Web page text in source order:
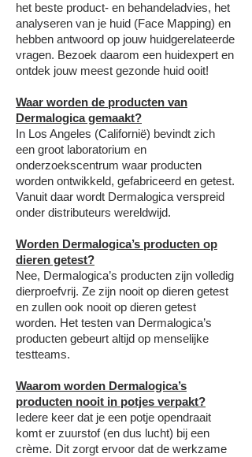
het beste product- en behandeladvies, het
analyseren van je huid (Face Mapping) en
hebben antwoord op jouw huidgerelateerde
vragen. Bezoek daarom een huidexpert en
ontdek jouw meest gezonde huid ooit!
Waar worden de producten van
Dermalogica gemaakt?
In Los Angeles (Californië) bevindt zich
een groot laboratorium en
onderzoekscentrum waar producten
worden ontwikkeld, gefabriceerd en getest.
Vanuit daar wordt Dermalogica verspreid
onder distributeurs wereldwijd.
Worden Dermalogica’s producten op
dieren getest?
Nee, Dermalogica’s producten zijn volledig
dierproefvrij. Ze zijn nooit op dieren getest
en zullen ook nooit op dieren getest
worden. Het testen van Dermalogica’s
producten gebeurt altijd op menselijke
testteams.
Waarom worden Dermalogica’s
producten nooit in potjes verpakt?
Iedere keer dat je een potje opendraait
komt er zuurstof (en dus lucht) bij een
crème. Dit zorgt ervoor dat de werkzame